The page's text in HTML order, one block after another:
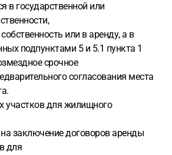
в государственной или
или в аренду, а в
подпунктами 5 и 5.1 пункта 1
срочное
согласования места
участков для жилищного
заключение договоров аренды
для